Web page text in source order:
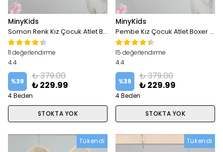
MinyKids
Somon Renk Kız Çocuk Atlet Boxer Takım
11 değerlendirme
4.4
%39
₺ 379.00
₺ 229.99
4 Beden
STOKTA YOK
MinyKids
Pembe Kız Çocuk Atlet Boxer Takım
15 değerlendirme
4.4
%39
₺ 379.00
₺ 229.99
4 Beden
STOKTA YOK
Tükendi Tükendi